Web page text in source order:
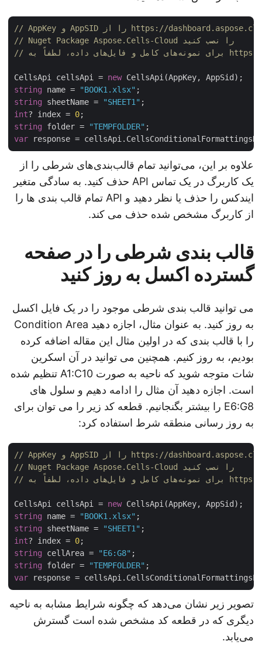
// Nuget Package Aspose.Cells-Cloud را نصب کنید
CellsApi cellsApi = new
string name = "BOOK1.xlsx"
string sheetName = "SHEET1"
int
? index = 0
string folder = "TEMPFOLDER"
var
علاوه بر این، می‌توانید تمام قالب‌بندی‌های شرطی را از
یک کاربرگ در یک تماس API حذف کنید. به سادگی متغیر
ایندکس را حذف یا نظر دهید و API تمام قالب بندی ها را
از کاربرگ مشخص شده حذف می کند.
قالب بندی شرطی را در صفحه
گسترده اکسل به روز کنید
می توانید قالب بندی شرطی موجود را در یک فایل اکسل
به روز کنید. به عنوان مثال، اجازه دهید Condition Area
را با قالب بندی که در اولین مثال این مقاله اضافه کرده
بودیم، به روز کنیم. همچنین می توانید در آن اسکرین
شات متوجه شوید که ناحیه به صورت A1:C10 تنظیم شده
است. اجازه دهید آن مثال را ادامه دهیم و سلول های
E6:G8 را بیشتر بگنجانیم. قطعه کد زیر را می توان برای
به روز رسانی منطقه شرط استفاده کرد:
// Nuget Package Aspose.Cells-Cloud را نصب کنید
CellsApi cellsApi = new
string name = "BOOK1.xlsx"
string sheetName = "SHEET1"
int
? index = 0
string cellArea = "E6:G8"
string folder = "TEMPFOLDER"
var
تصویر زیر نشان می‌دهد که چگونه شرایط مشابه به ناحیه
دیگری که در قطعه کد مشخص شده است گسترش
می‌یابد.